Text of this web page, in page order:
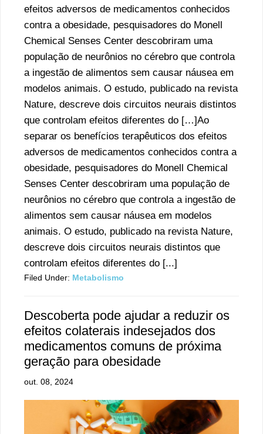
efeitos adversos de medicamentos conhecidos
contra a obesidade, pesquisadores do Monell
Chemical Senses Center descobriram uma
população de neurônios no cérebro que controla
a ingestão de alimentos sem causar náusea em
modelos animais. O estudo, publicado na revista
Nature, descreve dois circuitos neurais distintos
que controlam efeitos diferentes do […]Ao
separar os benefícios terapêuticos dos efeitos
adversos de medicamentos conhecidos contra a
obesidade, pesquisadores do Monell Chemical
Senses Center descobriram uma população de
neurônios no cérebro que controla a ingestão de
alimentos sem causar náusea em modelos
animais. O estudo, publicado na revista Nature,
descreve dois circuitos neurais distintos que
controlam efeitos diferentes do [...]
Filed Under: Metabolismo
Descoberta pode ajudar a reduzir os
efeitos colaterais indesejados dos
medicamentos comuns de próxima
geração para obesidade
out. 08, 2024